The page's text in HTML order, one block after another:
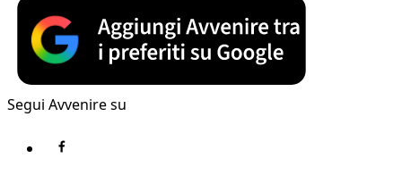
Segui Avvenire su